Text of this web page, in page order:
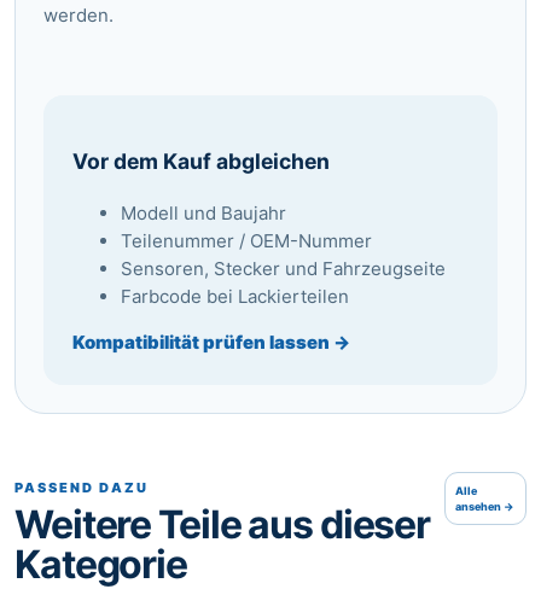
werden.
Vor dem Kauf abgleichen
Modell und Baujahr
Teilenummer / OEM-Nummer
Sensoren, Stecker und Fahrzeugseite
Farbcode bei Lackierteilen
Kompatibilität prüfen lassen →
PASSEND DAZU
Weitere Teile aus dieser
Kategorie
Alle
ansehen →